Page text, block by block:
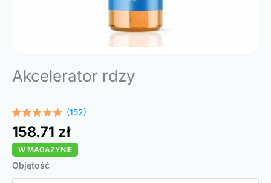
Akcelerator rdzy
Oceniony
4.68na 5
na
podstawie
152
ocen
klientów
(152)
158.71 zł
W MAGAZYNIE
Objętość
ilość
Rust